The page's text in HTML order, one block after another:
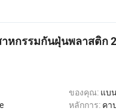
หกรรมกันฝุ่นพลาสติก
ของคุณ: แบ
หลักการ: คา